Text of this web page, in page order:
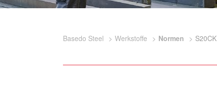
Basedo Steel Werkstoffe Normen S20CK